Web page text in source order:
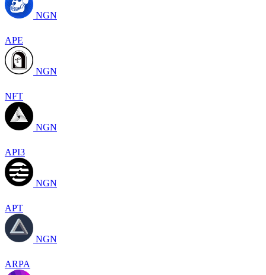
NGN
APE
NGN
NFT
NGN
API3
NGN
APT
NGN
ARPA